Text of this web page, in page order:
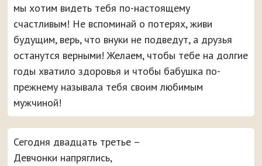
мы хотим видеть тебя по-настоящему
счастливым! Не вспоминай о потерях, живи
будущим, верь, что внуки не подведут, а друзья
останутся верными! Желаем, чтобы тебе на долгие
годы хватило здоровья и чтобы бабушка по-
прежнему называла тебя своим любимым
мужчиной!
Сегодня двадцать третье –
Девчонки напряглись,